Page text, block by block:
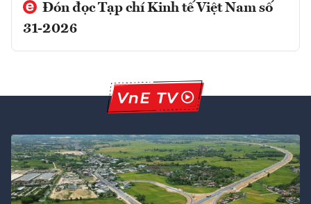
Đón đọc Tạp chí Kinh tế Việt Nam số
31-2026